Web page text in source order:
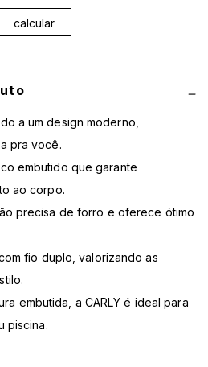
calcular
a um design moderno,
pra você.
embutido que garante
ao corpo.
precisa de forro e oferece ótimo
fio duplo, valorizando as
embutida, a CARLY é ideal para
piscina.